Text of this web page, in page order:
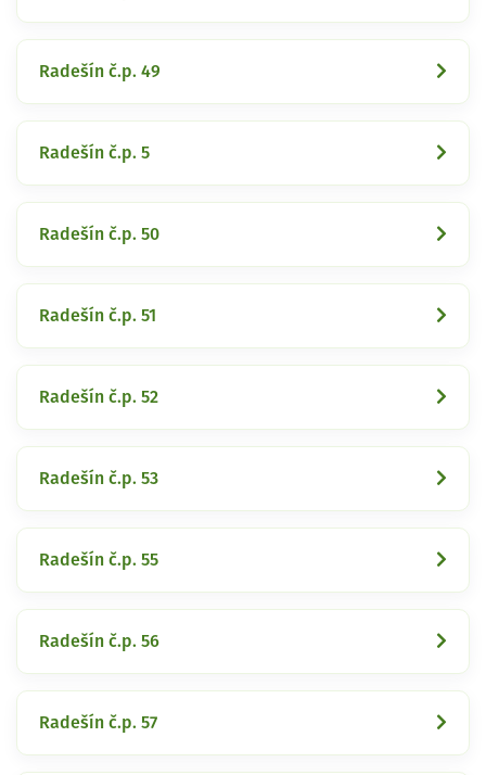
Radešín č.p. 49
Radešín č.p. 5
Radešín č.p. 50
Radešín č.p. 51
Radešín č.p. 52
Radešín č.p. 53
Radešín č.p. 55
Radešín č.p. 56
Radešín č.p. 57